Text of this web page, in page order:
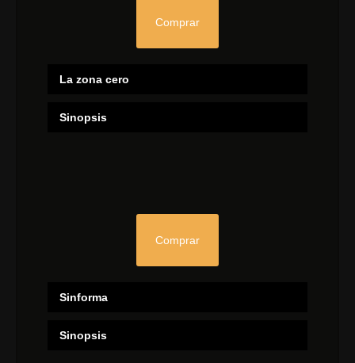
Comprar
La zona cero
Sinopsis
Comprar
Sinforma
Sinopsis